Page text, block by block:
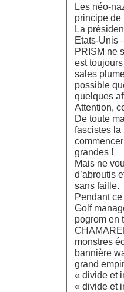
Les néo-
principe de
La
Etats-Unis
PRISM ne
est
sales
possible
quelques
Attention,
De toute
fascistes la
grandes !
Mais ne
d’abroutis
sans faille.
Pendant
Golf
pogrom en
monstres
bannière
grand
« divide et
« divide et